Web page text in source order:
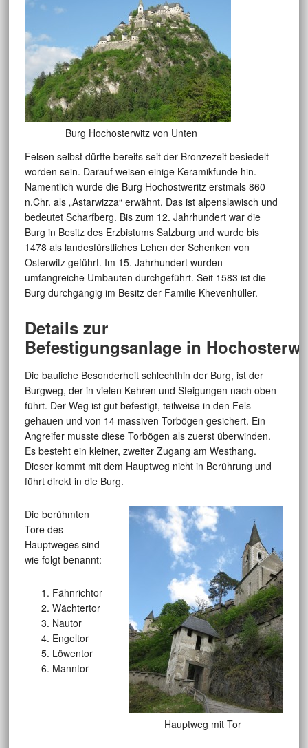
Burg Hochosterwitz von Unten
Felsen selbst dürfte bereits seit der Bronzezeit besiedelt
worden sein. Darauf weisen einige Keramikfunde hin.
Namentlich wurde die Burg Hochostweritz erstmals 860
n.Chr. als „Astarwizza“ erwähnt. Das ist alpenslawisch und
bedeutet Scharfberg. Bis zum 12. Jahrhundert war die
Burg in Besitz des Erzbistums Salzburg und wurde bis
1478 als landesfürstliches Lehen der Schenken von
Osterwitz geführt. Im 15. Jahrhundert wurden
umfangreiche Umbauten durchgeführt. Seit 1583 ist die
Burg durchgängig im Besitz der Familie Khevenhüller.
Details zur
Befestigungsanlage in
Die bauliche Besonderheit schlechthin der Burg, ist der
Burgweg, der in vielen Kehren und Steigungen nach oben
führt. Der Weg ist gut befestigt, teilweise in den Fels
gehauen und von 14 massiven Torbögen gesichert. Ein
Angreifer musste diese Torbögen als zuerst überwinden.
Es besteht ein kleiner, zweiter Zugang am Westhang.
Dieser kommt mit dem Hauptweg nicht in Berührung und
führt direkt in die Burg.
Hauptweg mit Tor
Die berühmten
Tore des
Hauptweges sind
wie folgt benannt:
Fähnrichtor
Wächtertor
Nautor
Engeltor
Löwentor
Manntor